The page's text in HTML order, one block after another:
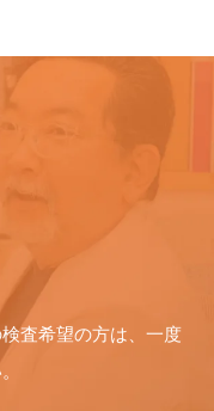
査希望の方は、一度